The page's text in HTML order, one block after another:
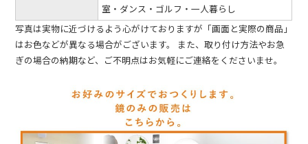
室・ダンス・ゴルフ・一人暮らし
写真は実物に近づけるよう心がけておりますが「画面と実際の商品」
はお色などが異なる場合がございます。 また、取り付け方法やお急
ぎの場合の納期など、ご不明点はお気軽にご連絡をくださいませ。